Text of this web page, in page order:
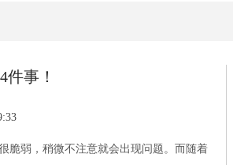
事！
脆弱，稍微不注意就会出现问题。而随着